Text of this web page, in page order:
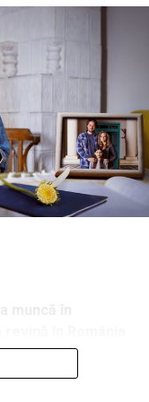
se confruntă cu o
tot la părinți,